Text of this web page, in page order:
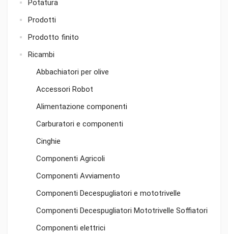
Potatura
Prodotti
Prodotto finito
Ricambi
Abbachiatori per olive
Accessori Robot
Alimentazione componenti
Carburatori e componenti
Cinghie
Componenti Agricoli
Componenti Avviamento
Componenti Decespugliatori e mototrivelle
Componenti Decespugliatori Mototrivelle Soffiatori
Componenti elettrici